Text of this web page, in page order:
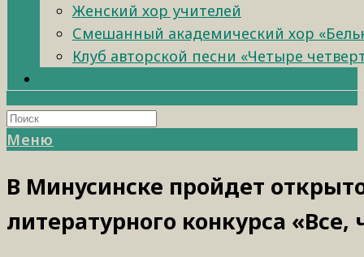
Женский хор учителей
Смешанный академический хор
Клуб авторской песни «Четыре
Меню
В Минусинске пройдет
литературного конкурса «Все,